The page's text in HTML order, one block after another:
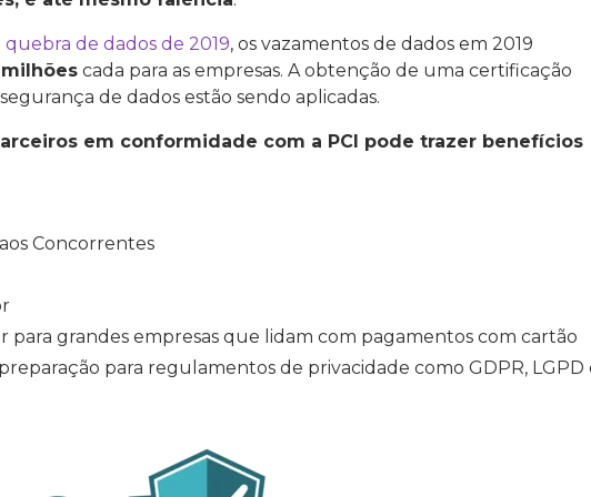
de dados de 2019, os vazamentos de dados em 2019
cada para as empresas. A obtenção de uma certificação
de dados estão sendo aplicadas.
em conformidade com a PCI pode trazer benefícios
Concorrentes
grandes empresas que lidam com pagamentos com cartão
para regulamentos de privacidade como GDPR, LGPD